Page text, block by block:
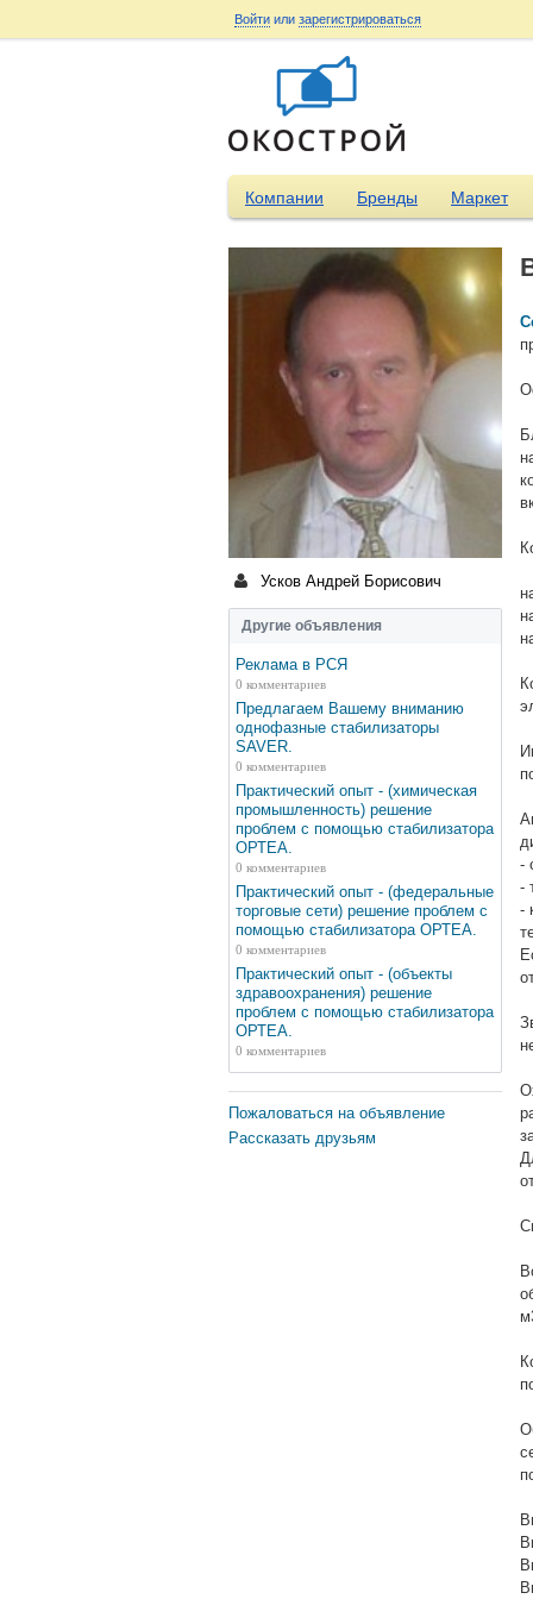
Войти или зарегистрироваться
Компании Бренды Маркет
Усков Андрей Борисович
Другие объявления
Реклама в РСЯ
0 комментариев
Предлагаем Вашему вниманию
однофазные стабилизаторы
SAVER.
0 комментариев
Практический опыт - (химическая
промышленность) решение
проблем с помощью стабилизатора
ОРТЕА.
0 комментариев
Практический опыт - (федеральные
торговые сети) решение проблем с
помощью стабилизатора ОРТЕА.
0 комментариев
Практический опыт - (объекты
здравоохранения) решение
проблем с помощью стабилизатора
ОРТЕА.
0 комментариев
Пожаловаться на объявление
Рассказать друзьям
-
-
-